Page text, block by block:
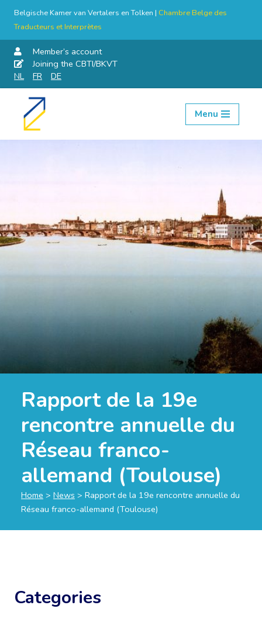
Belgische Kamer van Vertalers en Tolken | Chambre Belge des
Traducteurs et Interprètes
Member’s account
Joining the CBTI/BKVT
NL
FR DE
Skip
Menu
Rapport de la 19e
rencontre annuelle du
Réseau franco-
allemand (Toulouse)
Home > News > Rapport de la 19e rencontre annuelle du
Réseau franco-allemand (Toulouse)
Categories